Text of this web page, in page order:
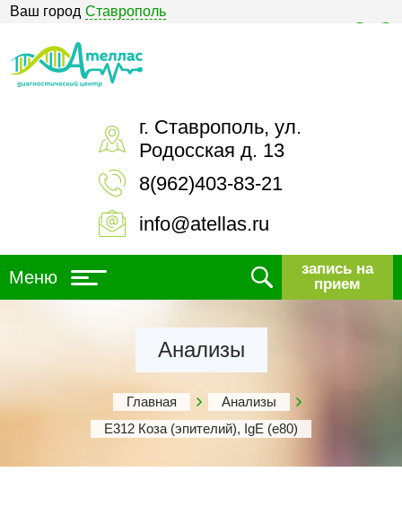
Ваш город Ставрополь
г. Ставрополь, ул.
Родосская д. 13
8(962)403-83-21
info@atellas.ru
Меню
запись на
прием
Анализы
Главная
Анализы
Е312 Коза (эпителий), IgE (е80)